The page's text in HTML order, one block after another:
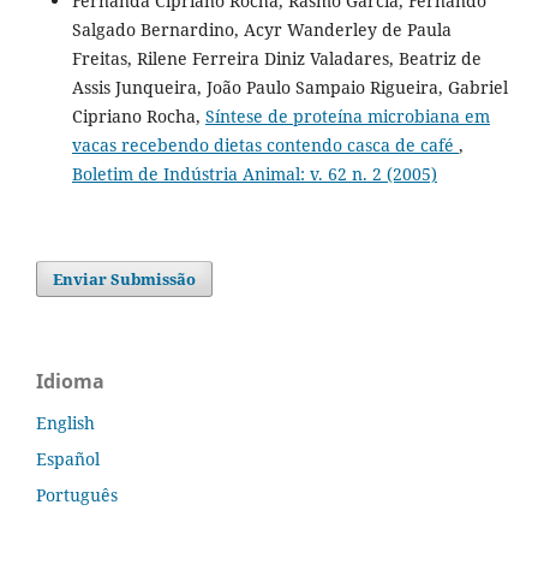
Salgado Bernardino, Acyr Wanderley de Paula
Freitas, Rilene Ferreira Diniz Valadares, Beatriz de
Assis Junqueira, João Paulo Sampaio Rigueira, Gabriel
Cipriano Rocha, Síntese de proteína microbiana em
vacas recebendo dietas contendo casca de café ,
Boletim de Indústria Animal: v. 62 n. 2 (2005)
Enviar Submissão
Idioma
English
Español
Português